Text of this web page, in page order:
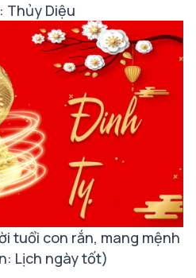
Thủy Diệu
tuổi con rắn, mang mệnh
Lịch ngày tốt)